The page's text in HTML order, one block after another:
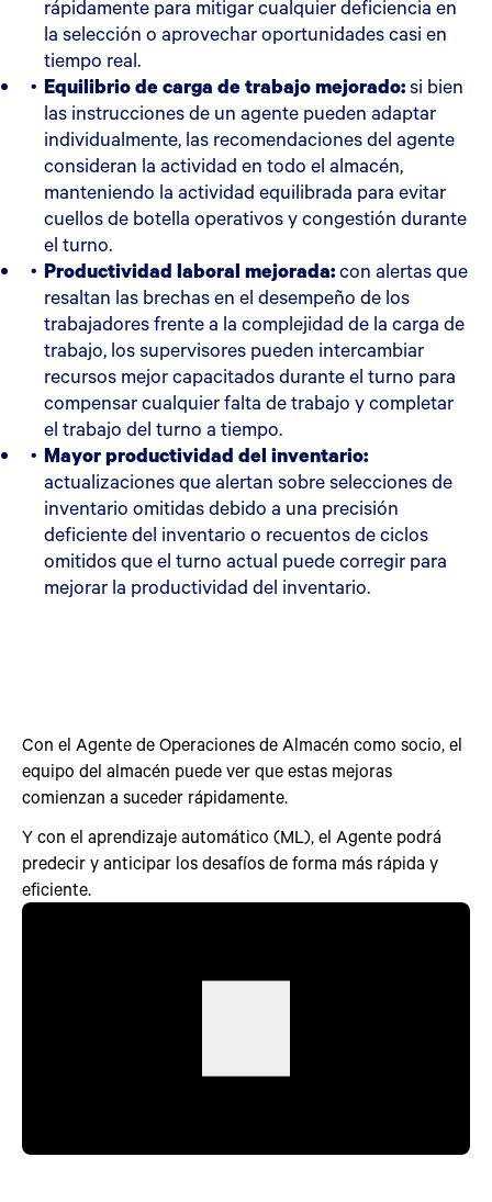
rápidamente para mitigar cualquier deficiencia en
la selección o aprovechar oportunidades casi en
tiempo real.
Equilibrio de carga de trabajo mejorado:si bien
las instrucciones de un agente pueden adaptar
individualmente, las recomendaciones del agente
consideran la actividad en todo el almacén,
manteniendo la actividad equilibrada para evitar
cuellos de botella operativos y congestión durante
el turno.
Productividad laboral mejorada:con alertas que
resaltan las brechas en el desempeño de los
trabajadores frente a la complejidad de la carga de
trabajo, los supervisores pueden intercambiar
recursos mejor capacitados durante el turno para
compensar cualquier falta de trabajo y completar
el trabajo del turno a tiempo.
Mayor productividad del inventario:
actualizaciones que alertan sobre selecciones de
inventario omitidas debido a una precisión
deficiente del inventario o recuentos de ciclos
omitidos que el turno actual puede corregir para
mejorar la productividad del inventario.
Con el Agente de Operaciones de Almacén como socio, el
equipo del almacén puede ver que estas mejoras
comienzan a suceder rápidamente.
Y con el aprendizaje automático (ML), el Agente podrá
predecir y anticipar los desafíos de forma más rápida y
eficiente.